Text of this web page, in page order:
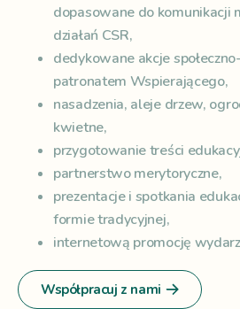
dopasowane do komunikacji
działań CSR,
dedykowane akcje
patronatem Wspierającego,
nasadzenia, aleje drzew,
kwietne,
przygotowanie treści
partnerstwo merytoryczne,
prezentacje i spotkania
formie tradycyjnej,
internetową promocję
Współpracuj z nami